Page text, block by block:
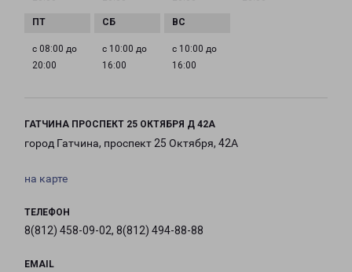
с 08:00 до
20:00
с 10:00 до
16:00
с 10:00 до
16:00
ГАТЧИНА ПРОСПЕКТ 25 ОКТЯБРЯ Д 42А
город Гатчина, проспект 25 Октября, 42А
на карте
ТЕЛЕФОН
8(812) 458-09-02, 8(812) 494-88-88
EMAIL